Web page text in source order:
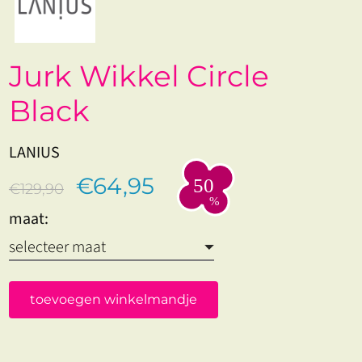
Jurk Wikkel Circle
Black
LANIUS
€129,90 €64,95
maat:
toevoegen winkelmandje